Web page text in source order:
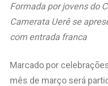
Formada por jovens do
Camerata Uerê se
com entrada franca
Marcado por
mês de março será